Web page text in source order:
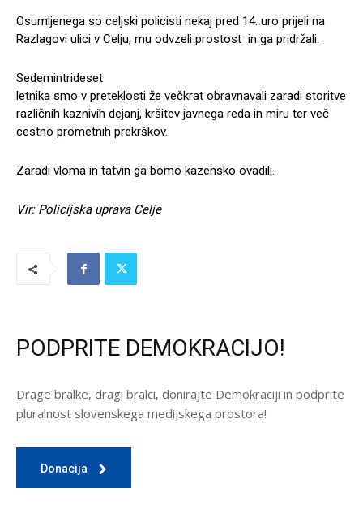
Osumljenega so celjski policisti nekaj pred 14. uro prijeli na
Razlagovi ulici v Celju, mu odvzeli prostost in ga pridržali.
Sedemintrideset
letnika smo v preteklosti že večkrat obravnavali zaradi storitve
različnih kaznivih dejanj, kršitev javnega reda in miru ter več
cestno prometnih prekrškov.
Zaradi vloma in tatvin ga bomo kazensko ovadili.
Vir: Policijska uprava Celje
PODPRITE DEMOKRACIJO!
Drage bralke, dragi bralci, donirajte Demokraciji in podprite
pluralnost slovenskega medijskega prostora!
Donacija